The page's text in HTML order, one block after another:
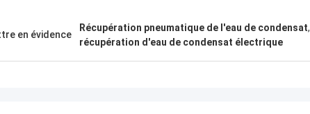
en évidence
Récupération pneumatique de l'eau de condensat,
récupération d'eau de condensat électrique